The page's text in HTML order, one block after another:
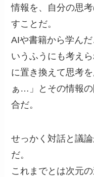
情報を、自分の思
すことだ。
AIや書籍から学ん
いうふうにも考え
に置き換えて思考
ぁ…」とその情報
合だ。
せっかく対話と議
だ。
これまでとは次元